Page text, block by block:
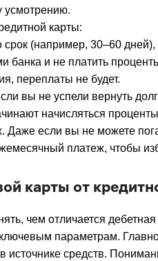
усмотрению.
карты:
(например, 30–60
банка и не платить
переплаты не будет.
вы не успели вернуть
начисляться
если вы не можете
платеж, чтобы
карты от
чем отличается
параметрам.
источнике средств.